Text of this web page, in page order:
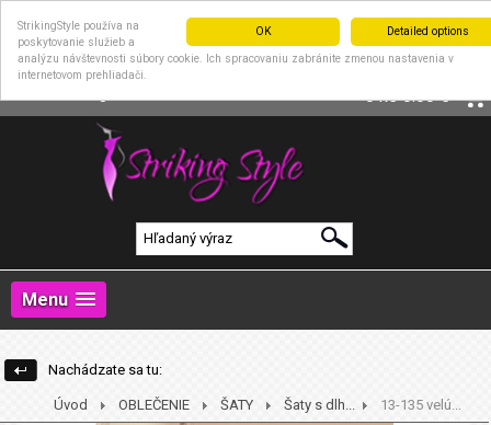
Detailed options
OK
StrikingStyle používa na
poskytovanie služieb a
analýzu návštevnosti súbory cookie. Ich spracovaniu zabránite zmenou nastavenia v
internetovom prehliadači.
0 ks0.00 €
Menu
Nachádzate sa tu:
Úvod OBLEČENIE ŠATY Šaty s dlh... 13-135 velú...